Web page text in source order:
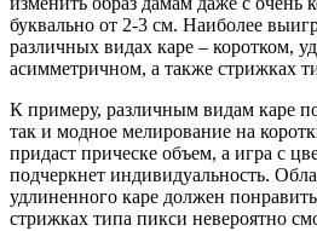
буквально от 2-3 см. Наиболее
различных видах каре – коротком,
асимметричном, а также стрижках
К примеру, различным видам каре
так и модное мелирование на
придаст прическе объем, а игра с
подчеркнет индивидуальность.
удлиненного каре должен
стрижках типа пикси невероятно